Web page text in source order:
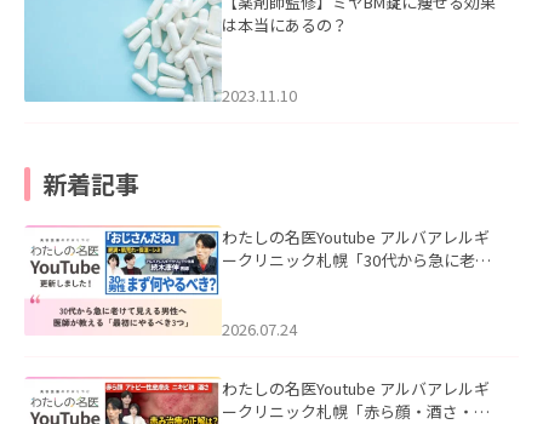
は本当にあるの？
2023.11.10
新着記事
わたしの名医Youtube アルバアレルギ
ークリニック札幌「30代から急に老け
た。
2026.07.24
わたしの名医Youtube アルバアレルギ
ークリニック札幌「赤ら顔・酒さ・ニ